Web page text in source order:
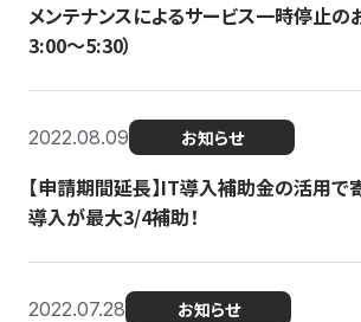
メンテナンスによるサービス一時停止の
3:00〜5:30）
2022.08.09 お知らせ
【申請期間延長】IT導入補助金の活用で
導入が最大3/4補助！
2022.07.28 お知らせ